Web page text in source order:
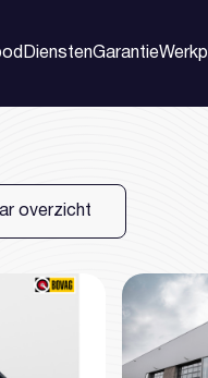
DienstenGarantie
overzicht